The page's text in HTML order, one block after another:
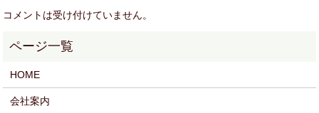
コメントは受け付けていません。
HOME
会社案内